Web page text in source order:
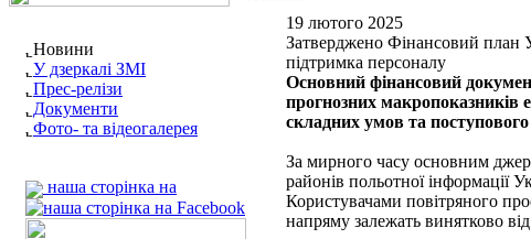
Новини
У дзеркалі ЗМІ
Прес-релізи
Документи
Фото- та відеогалерея
наша сторінка на
19 лютого 2025
Затверджено Фінансовий план
підтримка персоналу
Основний фінансовий
прогнозних макропоказників
складних умов та поступового
За мирного часу основним
районів польотної інформації
Користувачами повітряного
напряму залежать винятково